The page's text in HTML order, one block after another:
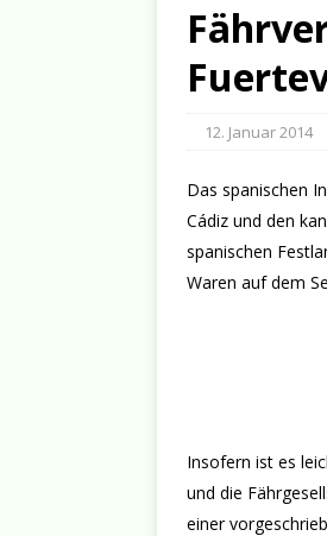
12. Januar 2014
Das spanischen
Cádiz und den
spanischen
Waren auf dem
Insofern ist es
und die
einer